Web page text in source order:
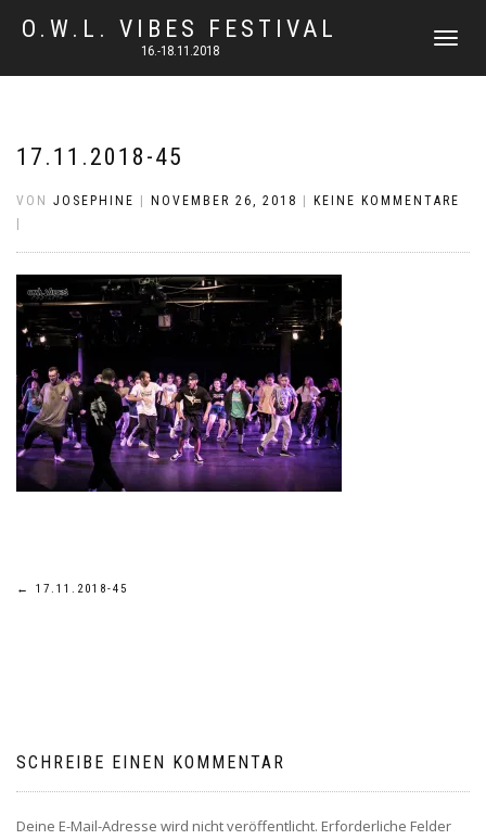
O.W.L. VIBES FESTIVAL
16.-18.11.2018
17.11.2018-45
VON JOSEPHINE NOVEMBER 26, 2018
KEINE KOMMENTARE
Beitragsnavigation
← 17.11.2018-45
SCHREIBE EINEN KOMMENTAR
Deine E-Mail-Adresse wird nicht veröffentlicht. Erforderliche Felder